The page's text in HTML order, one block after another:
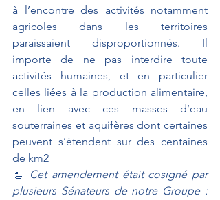
à l’encontre des activités notamment
agricoles dans les territoires
paraissaient disproportionnés. Il
importe de ne pas interdire toute
activités humaines, et en particulier
celles liées à la production alimentaire,
en lien avec ces masses d’eau
souterraines et aquifères dont certaines
peuvent s’étendent sur des centaines
de km2
📃 Cet amendement était cosigné par
plusieurs Sénateurs de notre Groupe :